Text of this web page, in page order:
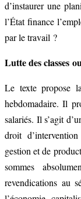
d’instaurer une
l’État finance
par le travail ?
Lutte des classes
Le texte propose
hebdomadaire. Il
salariés. Il s’agit
droit
gestion et de
sommes
revendications au